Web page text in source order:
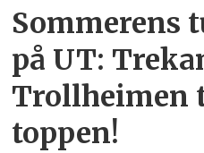
Sommerens
på UT:
Trollheimen
toppen!